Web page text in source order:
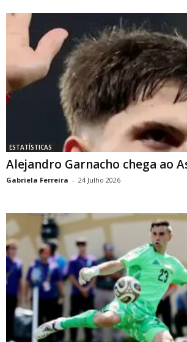
ESTATÍSTICAS
Alejandro Garnacho chega ao
Gabriela Ferreira - 24 Julho 2026